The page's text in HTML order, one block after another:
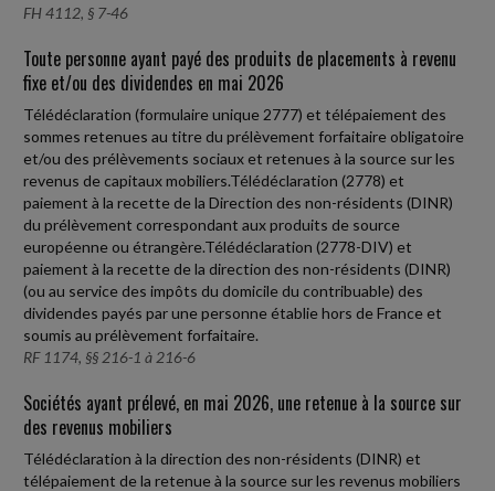
FH 4112, § 7-46
Toute personne ayant payé des produits de placements à revenu
fixe et/ou des dividendes en mai 2026
Télédéclaration (formulaire unique 2777) et télépaiement des
sommes retenues au titre du prélèvement forfaitaire obligatoire
et/ou des prélèvements sociaux et retenues à la source sur les
revenus de capitaux mobiliers.Télédéclaration (2778) et
paiement à la recette de la Direction des non-résidents (DINR)
du prélèvement correspondant aux produits de source
européenne ou étrangère.Télédéclaration (2778-DIV) et
paiement à la recette de la direction des non-résidents (DINR)
(ou au service des impôts du domicile du contribuable) des
dividendes payés par une personne établie hors de France et
soumis au prélèvement forfaitaire.
RF 1174, §§ 216-1 à 216-6
Sociétés ayant prélevé, en mai 2026, une retenue à la source sur
des revenus mobiliers
Télédéclaration à la direction des non-résidents (DINR) et
télépaiement de la retenue à la source sur les revenus mobiliers